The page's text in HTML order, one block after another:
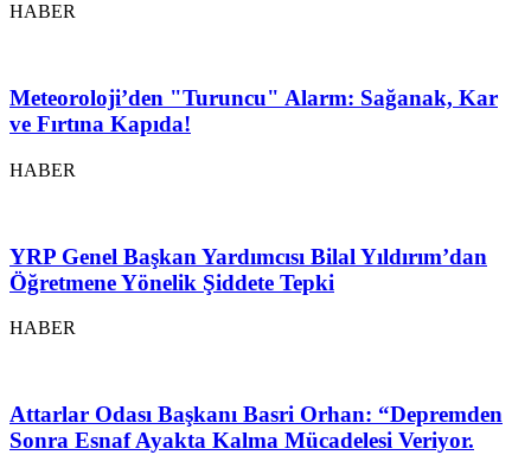
HABER
Meteoroloji’den "Turuncu" Alarm: Sağanak, Kar
ve Fırtına Kapıda!
HABER
YRP Genel Başkan Yardımcısı Bilal Yıldırım’dan
Öğretmene Yönelik Şiddete Tepki
HABER
Attarlar Odası Başkanı Basri Orhan: “Depremden
Sonra Esnaf Ayakta Kalma Mücadelesi Veriyor.